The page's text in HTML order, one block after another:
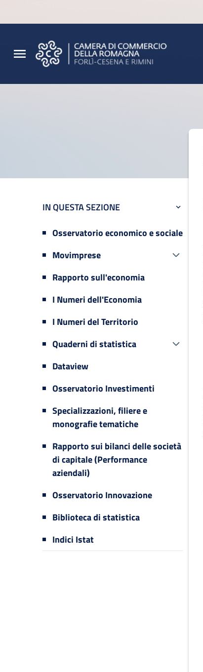
IN QUESTA SEZIONE
Osservatorio economico e sociale
Movimprese
Rapporto sull'economia
I Numeri dell'Economia
I Numeri del Territorio
Quaderni di statistica
Dataview
Osservatorio Investimenti
Specializzazioni, filiere e
monografie tematiche
Rapporto sui bilanci delle società
di capitale (Performance
aziendali)
Osservatorio Innovazione
Biblioteca di statistica
Indici Istat